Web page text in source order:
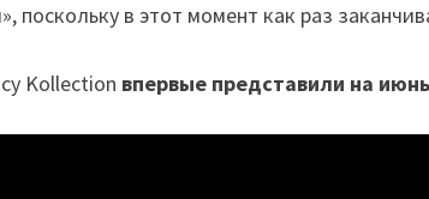
поскольку в этот момент как раз
Kollection впервые представили на